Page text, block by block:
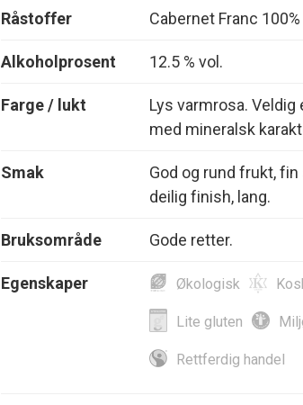
Råstoffer Cabernet Franc 100%
Alkoholprosent 12.5 % vol.
Farge / lukt
Lys varmrosa.
med mineralsk
Smak
God og rund frukt,
deilig finish, lang.
Bruksområde Gode retter.
Egenskaper Økologisk
Lite gluten
Rettferdig handel